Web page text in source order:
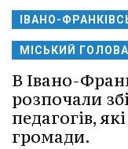
ІВАНО-
МІСЬКИЙ ГОЛОВА
В Івано-
розпочали
педагогів,
громади.